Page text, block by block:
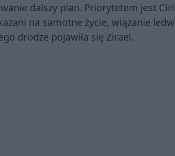
dalszy plan. Priorytetem jest
na samotne życie, wiązanie
drodze pojawiła się Zirael.